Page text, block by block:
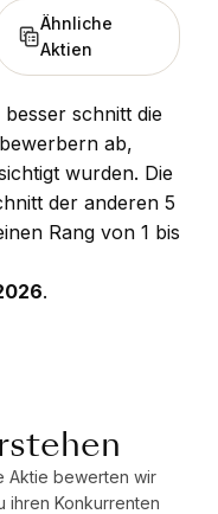
Ähnliche
Aktien
schnitt die
ab,
wurden. Die
der anderen 5
Rang von 1 bis
.
Aktie bewerten wir
ihren Konkurrenten